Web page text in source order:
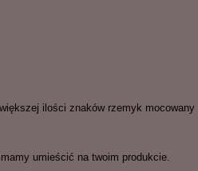
ilości znaków rzemyk mocowany
umieścić na twoim produkcie.